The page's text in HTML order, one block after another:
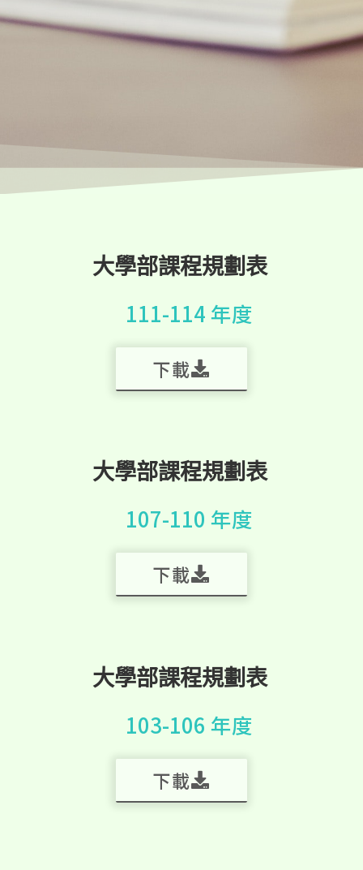
大學部課程規劃表
111-114 年度
下載
大學部課程規劃表
107-110 年度
下載
大學部課程規劃表
103-106 年度
下載